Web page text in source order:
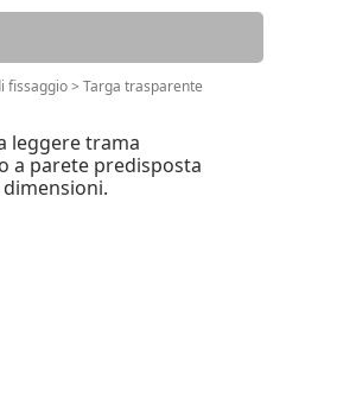
fissaggio> Targa trasparente
leggere trama
a parete predisposta